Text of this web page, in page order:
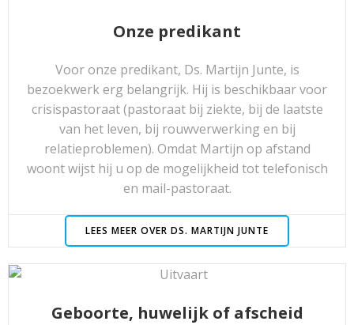
Onze predikant
Voor onze predikant, Ds. Martijn Junte, is
bezoekwerk erg belangrijk. Hij is beschikbaar voor
crisispastoraat (pastoraat bij ziekte, bij de laatste
van het leven, bij rouwverwerking en bij
relatieproblemen). Omdat Martijn op afstand
woont wijst hij u op de mogelijkheid tot telefonisch
en mail-pastoraat.
LEES MEER OVER DS. MARTIJN JUNTE
Geboorte, huwelijk of afscheid